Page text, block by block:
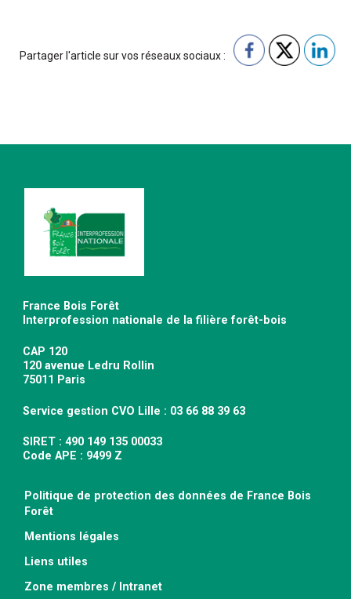
Partager l'article sur vos réseaux sociaux :
France Bois Forêt
Interprofession nationale de la filière forêt-bois
CAP 120
120 avenue Ledru Rollin
75011 Paris
Service gestion CVO Lille : 03 66 88 39 63
SIRET : 490 149 135 00033
Code APE : 9499 Z
Politique de protection des données de France Bois
Forêt
Mentions légales
Liens utiles
Zone membres / Intranet